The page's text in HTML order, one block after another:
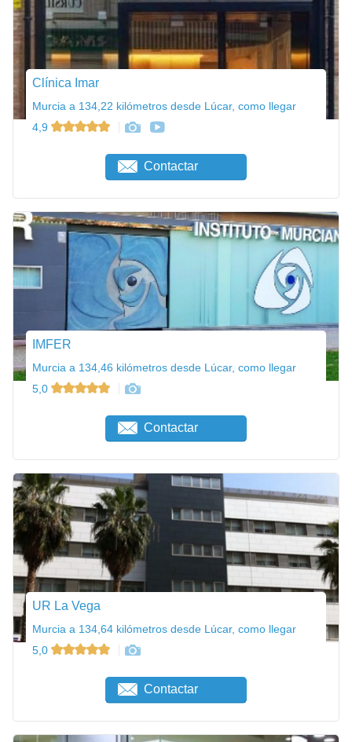
Clínica Imar
Murcia a 134,22 kilómetros desde Lúcar, como llegar
4,9
Contactar
IMFER
Murcia a 134,46 kilómetros desde Lúcar, como llegar
5,0
Contactar
UR La Vega
Murcia a 134,64 kilómetros desde Lúcar, como llegar
5,0
Contactar